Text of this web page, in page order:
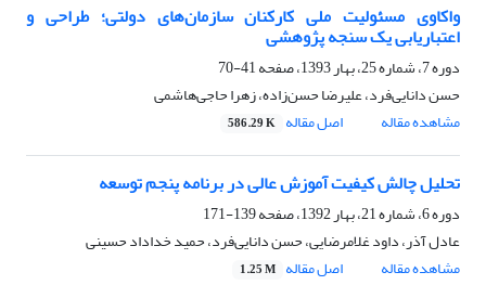
واکاوی مسئولیت ملی کارکنان سازمان‌های دولتی؛ طراحی و
اعتباریابی یک سنجه پژوهشی
دوره 7، شماره 25، بهار 1393، صفحه
41-70
حسن دانایی‌فرد، علیرضا حسن‌زاده، زهرا حاجی‌هاشمی
مشاهده مقاله
اصل مقاله 586.29 K
تحلیل چالش کیفیت آموزش عالی در برنامه پنجم توسعه
دوره 6، شماره 21، بهار 1392، صفحه
139-171
عادل آذر، داود غلامرضایی، حسن دانایی‌فرد، حمید خداداد حسینی
مشاهده مقاله
اصل مقاله 1.25 M